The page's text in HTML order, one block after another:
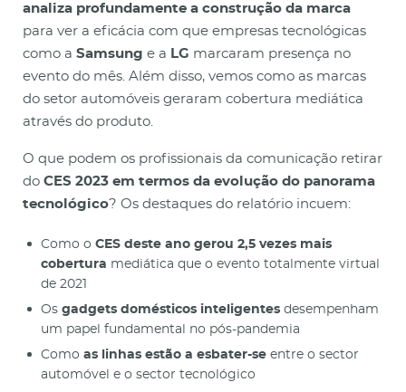
analiza profundamente a construção da marca
para ver a eficácia com que empresas tecnológicas
como a Samsung e a LG marcaram presença no
evento do mês. Além disso, vemos como as marcas
do setor automóveis geraram cobertura mediática
através do produto.
O que podem os profissionais da comunicação retirar
do CES 2023 em termos da evolução do panorama
tecnológico? Os destaques do relatório incuem:
Como o CES deste ano gerou 2,5 vezes mais
cobertura mediática que o evento totalmente virtual
de 2021
Os gadgets domésticos inteligentes desempenham
um papel fundamental no pós-pandemia
Como as linhas estão a esbater-se entre o sector
automóvel e o sector tecnológico